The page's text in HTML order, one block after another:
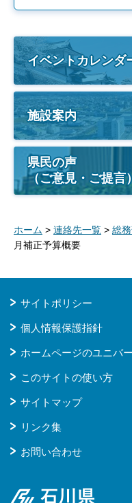
イベントカレンダ
施設案内
県民の声
（ご意見・ご提言）
ホーム > 連絡先一覧 > 総
月補正予算概要
サイトポリシー
個人情報保護指針
ホームページのユニバ
このサイトの使い方
サイトマップ
リンク集
お問い合わせ
石川県